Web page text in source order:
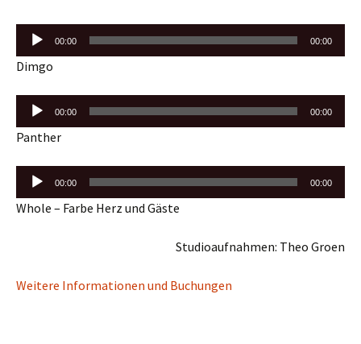
Audio-
Player
00:00 00:00
Dimgo
Audio-
Player
00:00 00:00
Panther
Audio-
Player
00:00 00:00
Whole – Farbe Herz und Gäste
Studioaufnahmen: Theo Groen
Weitere Informationen und Buchungen